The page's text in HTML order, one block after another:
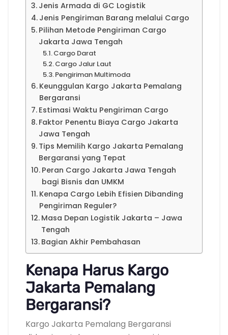
Jenis Armada di GC Logistik
Jenis Pengiriman Barang melalui Cargo
Pilihan Metode Pengiriman Cargo
Jakarta Jawa Tengah
Cargo Darat
Cargo Jalur Laut
Pengiriman Multimoda
Keunggulan Kargo Jakarta Pemalang
Bergaransi
Estimasi Waktu Pengiriman Cargo
Faktor Penentu Biaya Cargo Jakarta
Jawa Tengah
Tips Memilih Kargo Jakarta Pemalang
Bergaransi yang Tepat
Peran Cargo Jakarta Jawa Tengah
bagi Bisnis dan UMKM
Kenapa Cargo Lebih Efisien Dibanding
Pengiriman Reguler?
Masa Depan Logistik Jakarta – Jawa
Tengah
Bagian Akhir Pembahasan
Kenapa Harus Kargo
Jakarta Pemalang
Bergaransi?
Kargo Jakarta Pemalang Bergaransi